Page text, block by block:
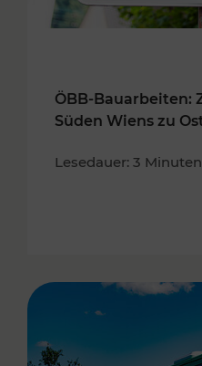
ÖBB-Bauarbeiten:
Süden Wiens zu
Lesedauer: 3 Minuten